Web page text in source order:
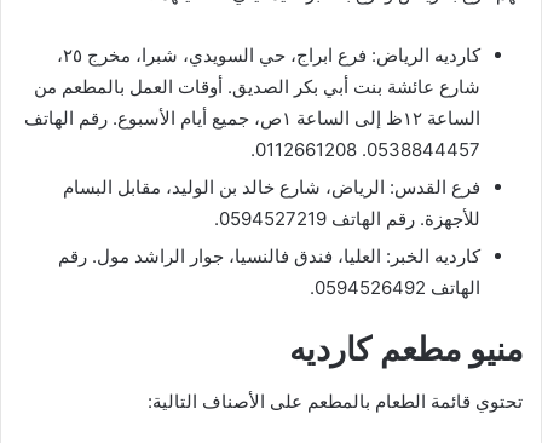
كارديه الرياض: فرع ابراج، حي السويدي، شبرا، مخرج ٢٥،
شارع عائشة بنت أبي بكر الصديق. أوقات العمل بالمطعم من
الساعة ١٢ظ إلى الساعة ١ص، جميع أيام الأسبوع. رقم الهاتف
0538844457. 0112661208.
فرع القدس: الرياض، شارع خالد بن الوليد، مقابل البسام
للأجهزة. رقم الهاتف 0594527219.
كارديه الخبر: العليا، فندق فالنسيا، جوار الراشد مول. رقم
الهاتف 0594526492.
منيو مطعم كارديه
تحتوي قائمة الطعام بالمطعم على الأصناف التالية: